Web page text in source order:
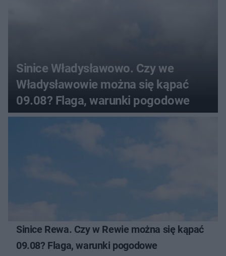
Sinice Władysławowo. Czy we
Władysławowie można się kąpać
09.08? Flaga, warunki pogodowe
Sinice Rewa. Czy w Rewie można się kąpać
09.08? Flaga, warunki pogodowe